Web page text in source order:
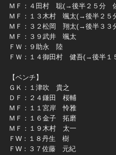
ＭＦ：４田村 聡(→後半２５分
ＭＦ：１３木村 颯太(→後半２
ＭＦ：３２松岡 翔太(→後半３
ＭＦ：３９武井 颯太
ＦＷ：９助永 陸
ＦＷ：１４御田村 健吾(→後半
【ベンチ】
ＧＫ：１津吹 貴之
ＤＦ：２４鎌田 桜輔
ＭＦ：１１宮岸 怜雅
ＭＦ：１６金子 拓磨
ＭＦ：１９木村 太一
ＦW：１８丹生 樹
ＦW：３７佐藤 元紀